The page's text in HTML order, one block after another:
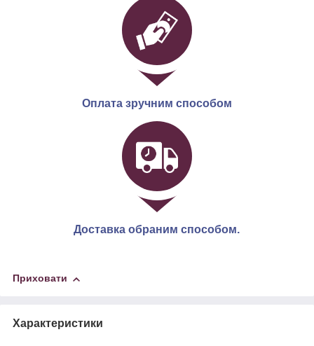
Оплата зручним способом
Доставка обраним способом.
Приховати
Характеристики